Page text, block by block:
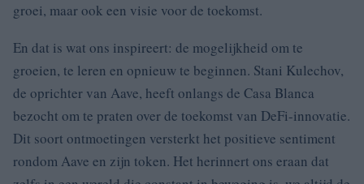
groei, maar ook een visie voor de toekomst.
En dat is wat ons inspireert: de mogelijkheid om te
groeien, te leren en opnieuw te beginnen. Stani Kulechov,
de oprichter van Aave, heeft onlangs de Casa Blanca
bezocht om te praten over de toekomst van DeFi-innovatie.
Dit soort ontmoetingen versterkt het positieve sentiment
rondom Aave en zijn token. Het herinnert ons eraan dat